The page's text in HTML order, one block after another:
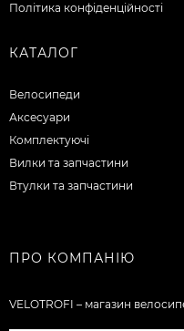
Політика конфіденційності
КАТАЛОГ
Велосипеди
Аксесуари
Комплектуючі
Вилки та запчастини
Втулки та запчастини
ПРО КОМПАНІЮ
VELOTROFI – магазин